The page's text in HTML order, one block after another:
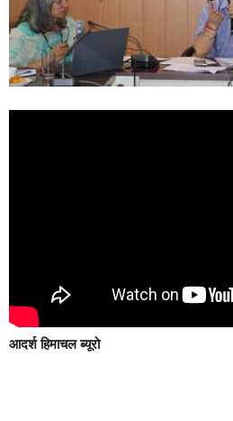
आदर्श हिमाचल ब्यूरो